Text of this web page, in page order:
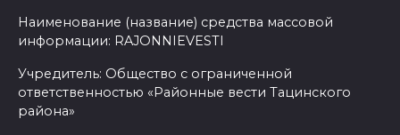
Наименование (название) средства массовой
информации: RAJONNIEVESTI
Учредитель: Общество с ограниченной
ответственностью «Районные вести Тацинского
района»